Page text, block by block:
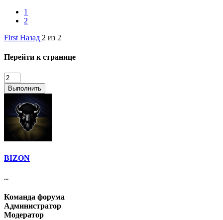
1
2
First Назад 2 из 2
Перейти к странице
Выполнить
BIZON
...
Команда форума
Администратор
Модератор